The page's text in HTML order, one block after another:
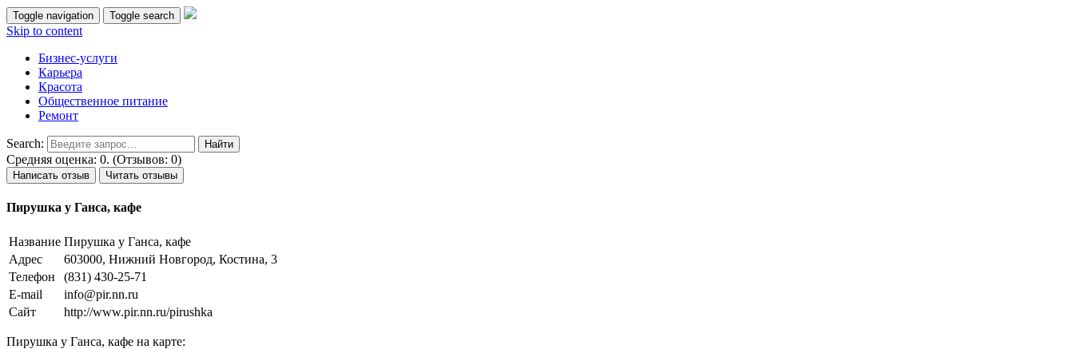
Toggle navigation Toggle search
Skip to content
Бизнес-услуги
Карьера
Красота
Общественное питание
Ремонт
Search:
Средняя оценка: 0. (Отзывов: 0)
Написать отзыв Читать отзывы
Пирушка у Ганса, кафе
Название Пирушка у Ганса, кафе
Адрес
603000, Нижний Новгород, Костина, 3
Телефон
(831) 430-25-71
E-mail
info@pir.nn.ru
Сайт
http://www.pir.nn.ru/pirushka
Пирушка у Ганса, кафе на карте: